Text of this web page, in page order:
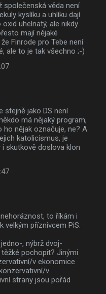
společenská věda není
kyslíku a uhlíku dají
uhelnatý, ale nikdy
mají nějaké
Finrode pro Tebe není
ale to je tak všechno ;-)
stejně jako DS není
má nějaký program,
ho nějak označuje, ne? A
katolicismus, je
skutkově doslova klon
to říkám i
velkým příznivcem PiS.
, nýbrž dvoj-
pochopit? Jinými
v ekonomice
v
strany jsou pořád